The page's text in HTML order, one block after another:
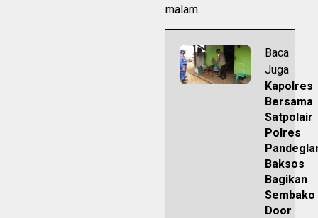
malam.
Baca
Juga
Kapolres
Bersama
Satpolair
Polres
Baksos
Bagikan
Sembako
Door